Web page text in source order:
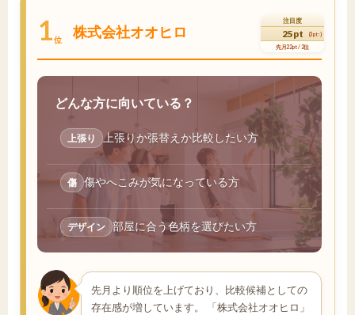
1位 株式会社オオヒロ
注目度
25pt (3pt↑)
先月22pt / 2位
どんな方に向いている？
上張り 上張りか張替えか比較したい方
傷 傷やへこみが気になっている方
デザイン 部屋に合う色柄を選びたい方
先月より順位を上げており、比較候補としての
存在感が増しています。 「株式会社オオヒロ」